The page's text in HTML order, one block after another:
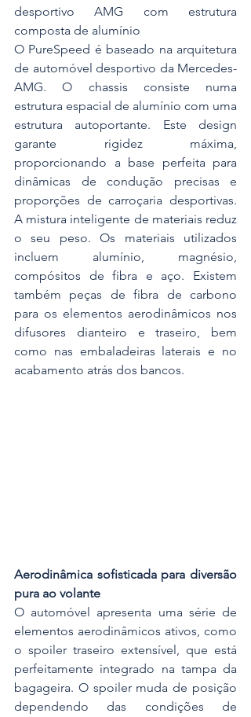
desportivo AMG com estrutura
composta de alumínio
O PureSpeed é baseado na arquitetura
de automóvel desportivo da Mercedes-
AMG. O chassis consiste numa
estrutura espacial de alumínio com uma
estrutura autoportante. Este design
garante rigidez máxima,
proporcionando a base perfeita para
dinâmicas de condução precisas e
proporções de carroçaria desportivas.
A mistura inteligente de materiais reduz
o seu peso. Os materiais utilizados
incluem alumínio, magnésio,
compósitos de fibra e aço. Existem
também peças de fibra de carbono
para os elementos aerodinâmicos nos
difusores dianteiro e traseiro, bem
como nas embaladeiras laterais e no
acabamento atrás dos bancos.
Aerodinâmica sofisticada para diversão
pura ao volante
O automóvel apresenta uma série de
elementos aerodinâmicos ativos, como
o spoiler traseiro extensível, que está
perfeitamente integrado na tampa da
bagageira. O spoiler muda de posição
dependendo das condições de